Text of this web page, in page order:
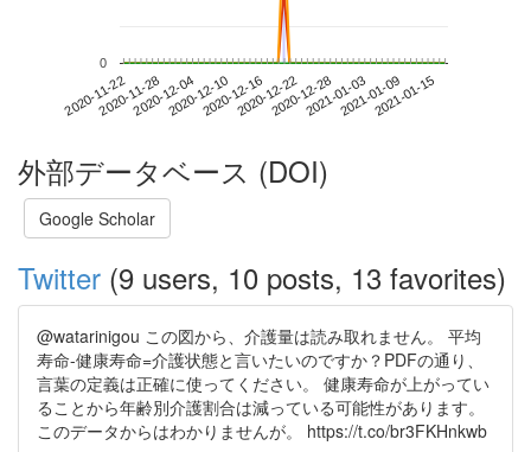
2020-11-222020-11-282020-12-042020-12-102020-12-162020-12-222020-12-282021-01-032021-01-092021-01-15
0
外部データベース (DOI)
Google Scholar
Twitter (9 users, 10 posts, 13 favorites)
@watarinigou この図から、介護量は読み取れません。 平均
寿命-健康寿命=介護状態と言いたいのですか？PDFの通り、
言葉の定義は正確に使ってください。 健康寿命が上がってい
ることから年齢別介護割合は減っている可能性があります。
このデータからはわかりませんが。 https://t.co/br3FKHnkwb